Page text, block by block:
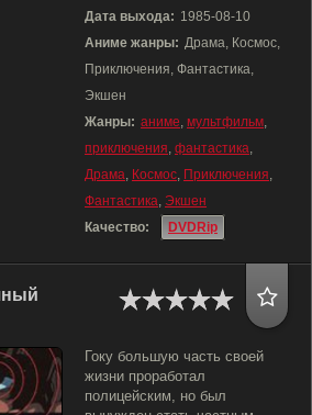
Дата выхода: 1985-08-10
Аниме жанры: Драма, Космос,
Приключения, Фантастика,
Экшен
Жанры: аниме, мультфильм,
приключения, фантастика,
Драма, Космос, Приключения,
Фантастика, Экшен
Качество:
DVDRip
Гоку большую часть своей
жизни проработал
полицейским, но был